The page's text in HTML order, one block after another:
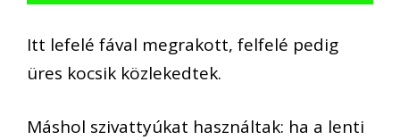
Itt lefelé fával megrakott, felfelé pedig
üres kocsik közlekedtek.
Máshol szivattyúkat használtak: ha a lenti